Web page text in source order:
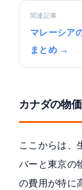
関連記事
マレーシア
まとめ →
カナダの物
ここからは、
バーと東京の
の費用が特に